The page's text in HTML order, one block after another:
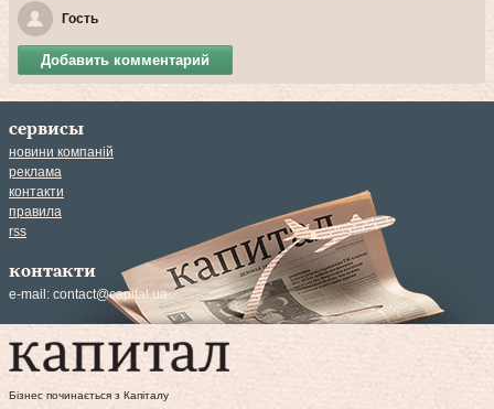
Гость
Добавить комментарий
сервисы
новини компаній
реклама
контакти
правила
rss
контакти
e-mail: contact@capital.ua
Бізнес починається з Капіталу